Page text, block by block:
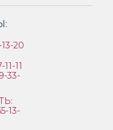
20
11
33-
13-